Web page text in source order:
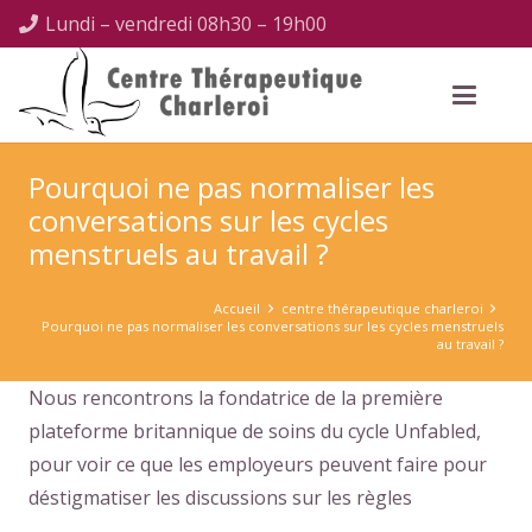
Lundi – vendredi 08h30 – 19h00
Pourquoi ne pas normaliser les
conversations sur les cycles
menstruels au travail ?
Accueil
centre thérapeutique charleroi
Pourquoi ne pas normaliser les conversations sur les cycles menstruels
au travail ?
Nous rencontrons la fondatrice de la première
plateforme britannique de soins du cycle Unfabled,
pour voir ce que les employeurs peuvent faire pour
déstigmatiser les discussions sur les règles